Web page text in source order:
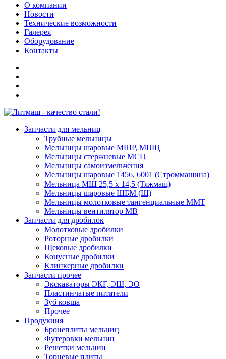
О компании
Новости
Технические возможности
Галерея
Оборудование
Контакты
Запчасти для мельниц
Трубные мельницы
Мельницы шаровые МШР, МШЦ
Мельницы стержневые МСЦ
Мельницы самоизмельчения
Мельницы шаровые 1456, 6001 (Строммашина)
Мельница МШ 25,5 х 14,5 (Тяжмаш)
Мельницы шаровые ШБМ (Ш)
Мельницы молотковые тангенциальные ММТ
Мельницы вентилятор МВ
Запчасти для дробилок
Молотковые дробилки
Роторные дробилки
Щековые дробилки
Конусные дробилки
Клинкерные дробилки
Запчасти прочее
Экскаваторы ЭКГ, ЭШ, ЭО
Пластинчатые питатели
Зуб ковша
Прочее
Продукция
Бронеплиты мельниц
Футеровки мельниц
Решетки мельниц
Торцевые плиты